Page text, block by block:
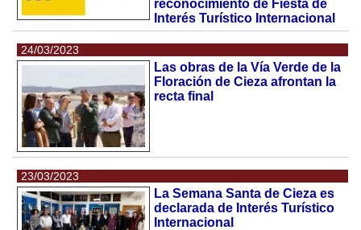
reconocimiento de Fiesta de
Interés Turístico Internacional
24/03/2023
Las obras de la Vía Verde de la
Floración de Cieza afrontan la
recta final
23/03/2023
La Semana Santa de Cieza es
declarada de Interés Turístico
Internacional